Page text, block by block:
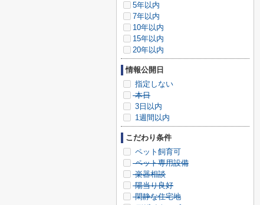
5年以内
7年以内
10年以内
15年以内
20年以内
情報公開日
指定しない
本日
3日以内
1週間以内
こだわり条件
ペット飼育可
ペット専用設備
楽器相談
陽当り良好
閑静な住宅地